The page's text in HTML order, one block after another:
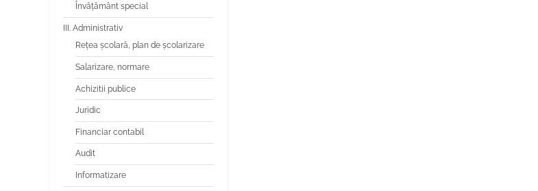
Învăţământ special
III. Administrativ
Reţea şcolară, plan de şcolarizare
Salarizare, normare
Achizitii publice
Juridic
Financiar contabil
Audit
Informatizare